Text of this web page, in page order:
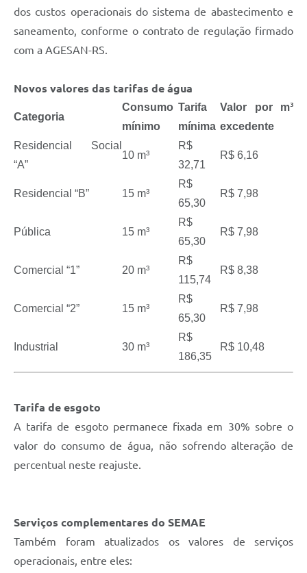
dos custos operacionais do sistema de abastecimento e
saneamento, conforme o contrato de regulação firmado
com a AGESAN-RS.
Novos valores das tarifas de água
Categoria
Consumo
mínimo
Tarifa
mínima
Valor por m³
excedente
Residencial Social
“A”
10 m³
R$
32,71
R$ 6,16
Residencial “B” 15 m³
R$
65,30
R$ 7,98
Pública 15 m³
R$
65,30
R$ 7,98
Comercial “1” 20 m³
R$
115,74
R$ 8,38
Comercial “2” 15 m³
R$
65,30
R$ 7,98
Industrial 30 m³
R$
186,35
R$ 10,48
Tarifa de esgoto
A tarifa de esgoto permanece fixada em 30% sobre o
valor do consumo de água, não sofrendo alteração de
percentual neste reajuste.
Serviços complementares do SEMAE
Também foram atualizados os valores de serviços
operacionais, entre eles: